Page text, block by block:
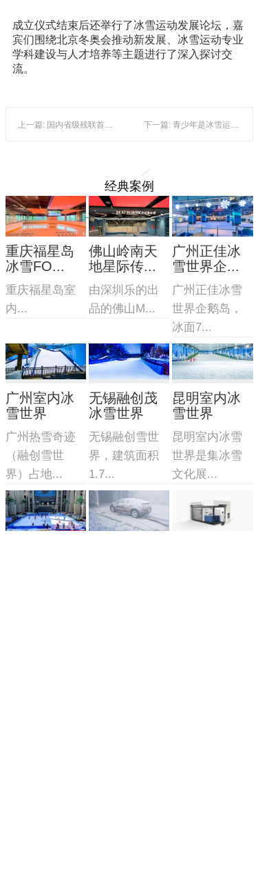
成立仪式结束后还举行了冰雪运动发展论坛，嘉
宾们围绕北京冬奥会推动新发展、冰雪运动专业
学科建设与人才培养等主题进行了深入探讨交
流。
上一篇: 国内省级残联首座残疾人冰壶冰球运动馆投入使用 下一篇: 青少年是冰雪运动的基石与未来
经典案例
重庆福星岛
冰雪FO...
重庆福星岛室
内...
佛山岭南天
地星际传...
由深圳乐的出
品的佛山M...
广州正佳冰
雪世界企...
广州正佳冰雪
世界企鹅岛，
冰面7...
广州室内冰
雪世界
广州热雪奇迹
（融创雪世
界）占地...
无锡融创茂
冰雪世界
无锡融创雪世
界，建筑面积
1.7...
昆明室内冰
雪世界
昆明室内冰雪
世界是集冰雪
文化展...